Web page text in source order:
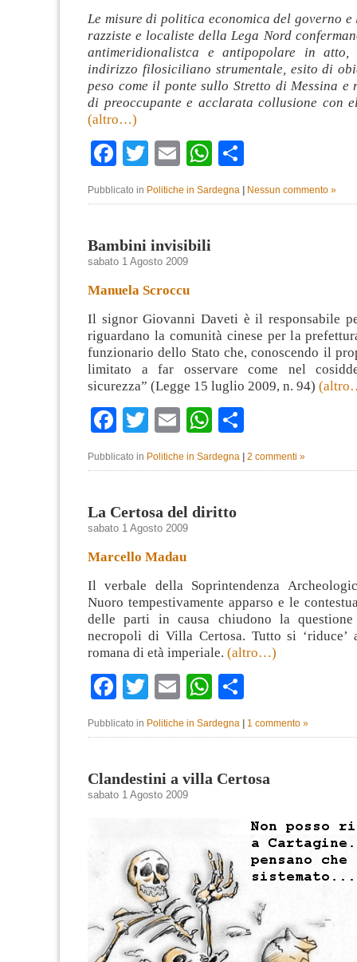
Le misure di politica economica del governo e
razziste e localiste della Lega Nord
antimeridionalistca e antipopolare in
indirizzo filosiciliano strumentale, esito di
peso come il ponte sullo Stretto di Messina
di preoccupante e acclarata collusione con
(altro…)
Facebook
TwitterEmailWhatsApp
Pubblicato in Politiche in Sardegna Nessun commento »
Bambini invisibili
sabato 1 Agosto 2009
Manuela Scroccu
Il signor Giovanni Daveti è il responsabile
riguardano la comunità cinese per la
funzionario dello Stato che, conoscendo il
limitato a far osservare come nel
sicurezza” (Legge 15 luglio 2009, n. 94)
Facebook
TwitterEmailWhatsApp
Pubblicato in Politiche in Sardegna 2 commenti »
La Certosa del diritto
sabato 1 Agosto 2009
Marcello Madau
Il verbale della Soprintendenza
Nuoro tempestivamente apparso e le
delle parti in causa chiudono la questione
necropoli di Villa Certosa. Tutto si ‘riduce’
romana di età imperiale. (altro…)
Facebook
TwitterEmailWhatsApp
Pubblicato in Politiche in Sardegna 1 commento »
Clandestini a villa Certosa
sabato 1 Agosto 2009